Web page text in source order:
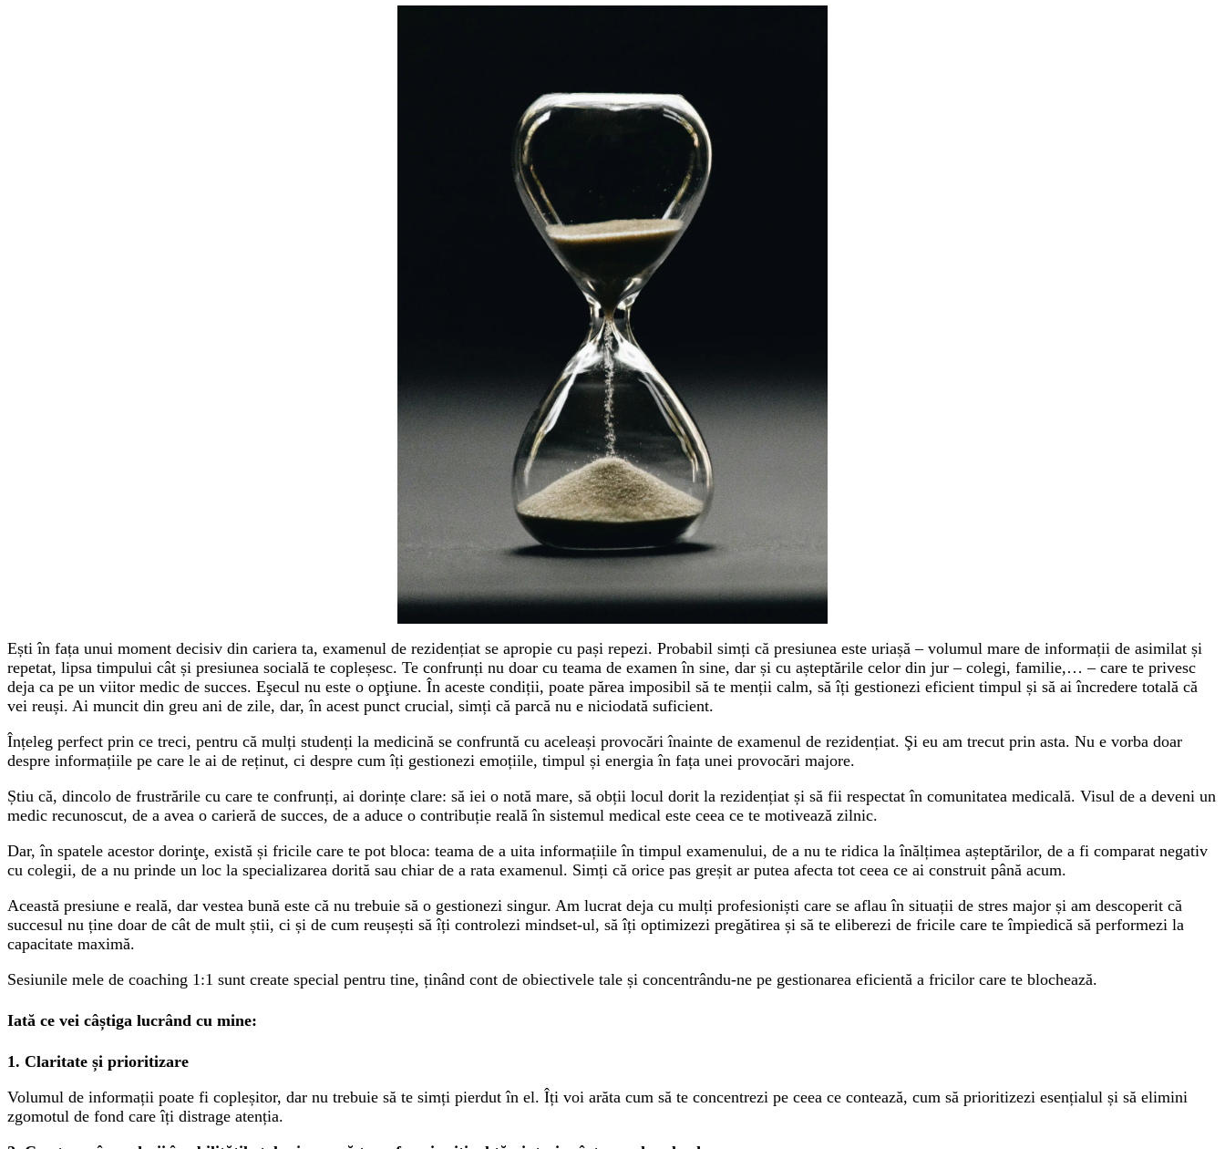
Ești în fața unui moment decisiv din cariera ta, examenul de rezidențiat se apropie cu pași repezi. Probabil simți că presiunea este uriașă – volumul mare de informații de asimilat și
repetat, lipsa timpului cât și presiunea socială te copleșesc. Te confrunți nu doar cu teama de examen în sine, dar și cu așteptările celor din jur – colegi, familie,… – care te privesc
deja ca pe un viitor medic de succes. Eşecul nu este o opţiune. În aceste condiții, poate părea imposibil să te menții calm, să îți gestionezi eficient timpul și să ai încredere totală că
vei reuși. Ai muncit din greu ani de zile, dar, în acest punct crucial, simți că parcă nu e niciodată suficient.
Înțeleg perfect prin ce treci, pentru că mulți studenți la medicină se confruntă cu aceleași provocări înainte de examenul de rezidențiat. Şi eu am trecut prin asta. Nu e vorba doar
despre informațiile pe care le ai de reținut, ci despre cum îți gestionezi emoțiile, timpul și energia în fața unei provocări majore.
Știu că, dincolo de frustrările cu care te confrunți, ai dorințe clare: să iei o notă mare, să obții locul dorit la rezidențiat și să fii respectat în comunitatea medicală. Visul de a deveni un
medic recunoscut, de a avea o carieră de succes, de a aduce o contribuție reală în sistemul medical este ceea ce te motivează zilnic.
Dar, în spatele acestor dorinţe, există și fricile care te pot bloca: teama de a uita informațiile în timpul examenului, de a nu te ridica la înălțimea așteptărilor, de a fi comparat negativ
cu colegii, de a nu prinde un loc la specializarea dorită sau chiar de a rata examenul. Simți că orice pas greșit ar putea afecta tot ceea ce ai construit până acum.
Această presiune e reală, dar vestea bună este că nu trebuie să o gestionezi singur. Am lucrat deja cu mulți profesioniști care se aflau în situații de stres major și am descoperit că
succesul nu ține doar de cât de mult știi, ci și de cum reușești să îți controlezi mindset-ul, să îți optimizezi pregătirea și să te eliberezi de fricile care te împiedică să performezi la
capacitate maximă.
Sesiunile mele de coaching 1:1 sunt create special pentru tine, ținând cont de obiectivele tale și concentrându-ne pe gestionarea eficientă a fricilor care te blochează.
Iată ce vei câștiga lucrând cu mine:
1. Claritate și prioritizare
Volumul de informații poate fi copleșitor, dar nu trebuie să te simți pierdut în el. Îți voi arăta cum să te concentrezi pe ceea ce contează, cum să prioritizezi esențialul și să elimini
zgomotul de fond care îți distrage atenția.